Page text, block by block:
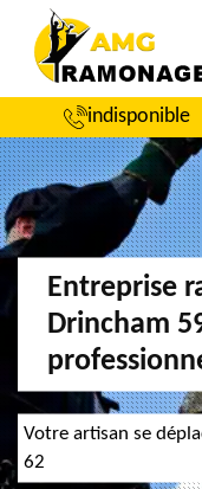
indisponible
Entreprise
Drincham
Votre artisan se
62